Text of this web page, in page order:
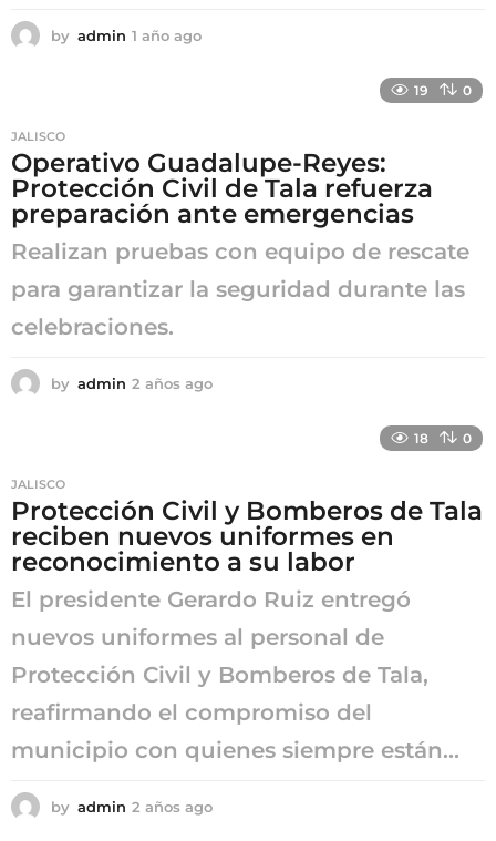
by admin 1 año ago
o
19 0
JALISCO
Operativo Guadalupe-Reyes:
Protección Civil de Tala refuerza
preparación ante emergencias
Realizan pruebas con equipo de rescate
para garantizar la seguridad durante las
celebraciones.
by admin 2 años ago
o
18 0
JALISCO
Protección Civil y Bomberos de Tala
reciben nuevos uniformes en
reconocimiento a su labor
El presidente Gerardo Ruiz entregó
nuevos uniformes al personal de
Protección Civil y Bomberos de Tala,
reafirmando el compromiso del
municipio con quienes siempre están...
by admin 2 años ago